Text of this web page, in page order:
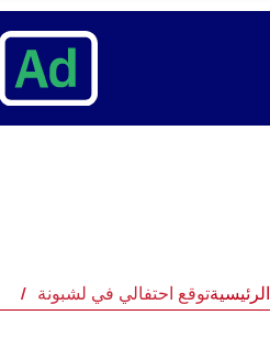
الرئيسيةتوقع احتفالي في لشبونة